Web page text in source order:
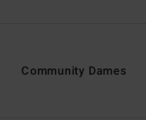
Community Dames